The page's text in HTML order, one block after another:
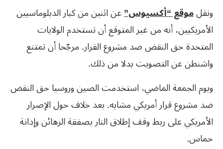
ونقلموقع “أكسيوس”عن اثنين من كبار الدبلوماسيين
الأمريكيين، أنه من غير المتوقع أن تستخدم الولايات
المتحدة حق النقض ضد مشروع القرار. مرجّحا أن تمتنع
واشنطن عن التصويت بدلا من ذلك.
ويوم الجمعة الماضي، استخدمت الصين وروسيا حق النقض
ضد مشروع قرار أمريكي مشابه. بعد خلاف حول الإصرار
الأمريكي على ربط وقف إطلاق النار بصفقة الرهائن وإدانة
حماس.